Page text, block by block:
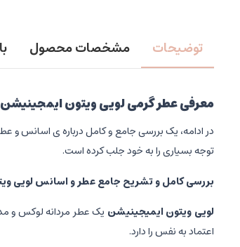
توضیحات مشخصات محصول
معرفی عطر گرمی لویی ویتون ایمجینیشن
در ادامه، یک بررسی جامع و کامل درباره ی اسانس و
توجه بسیاری را به خود جلب کرده است.
بررسی کامل و تشریح جامع عطر و اسانس لویی
لویی ویتون ایمیجینیشن
اعتماد به نفس را دارد.